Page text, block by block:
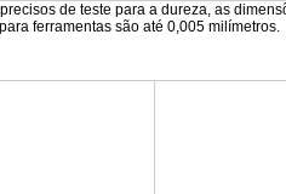
de teste para a dureza, as
ferramentas são até 0,005 milímetros.